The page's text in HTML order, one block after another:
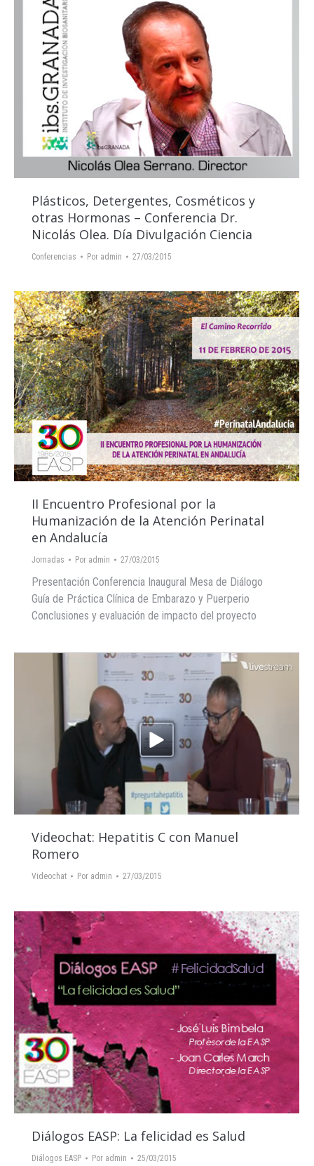
Plásticos, Detergentes, Cosméticos y
otras Hormonas – Conferencia Dr.
Nicolás Olea. Día Divulgación Ciencia
Conferencias Por admin 27/03/2015
II Encuentro Profesional por la
Humanización de la Atención Perinatal
en Andalucía
Jornadas Por admin 27/03/2015
Presentación Conferencia Inaugural Mesa de Diálogo
Guía de Práctica Clínica de Embarazo y Puerperio
Conclusiones y evaluación de impacto del proyecto
Videochat: Hepatitis C con Manuel
Romero
Videochat Por admin 27/03/2015
Diálogos EASP: La felicidad es Salud
Diálogos EASP Por admin 25/03/2015